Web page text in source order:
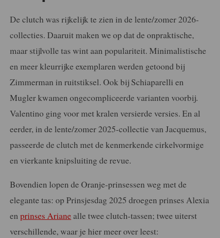
De clutch was rijkelijk te zien in de lente/zomer 2026-
collecties. Daaruit maken we op dat de onpraktische,
maar stijlvolle tas wint aan populariteit. Minimalistische
en meer kleurrijke exemplaren werden getoond bij
Zimmerman in ruitstiksel. Ook bij Schiaparelli en
Mugler kwamen ongecompliceerde varianten voorbij.
Valentino ging voor met kralen versierde versies. En al
eerder, in de lente/zomer 2025-collectie van Jacquemus,
passeerde de clutch met de kenmerkende cirkelvormige
en vierkante knipsluiting de revue.
Bovendien lopen de Oranje-prinsessen weg met de
elegante tas: op Prinsjesdag 2025 droegen prinses Alexia
en prinses Arianealle twee clutch-tassen; twee uiterst
verschillende, waar je hier meer over leest: